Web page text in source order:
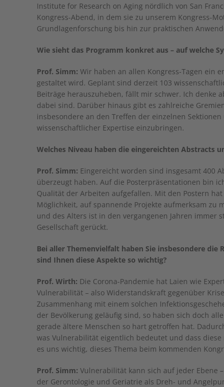
Institute for Research on Aging nördlich von San
Kongress-Abend, in dem sie zu unserem Kongress-
Grundlagenforschung bis hin zur praktischen
Wie sieht das Programm konkret aus – auf welche
Prof. Simm: Wir haben an allen Kongress-Tagen ein
gestaltet wird. Geplant sind derzeit 103
Beiträge herauszuheben, fällt mir schwer. Ich denke
dabei sind. Darüber hinaus gibt es zahlreiche
insbesondere an den Treffen der einzelnen
wissenschaftlicher Expertise einzubringen.
Welches Niveau haben die eingereichten Abstracts
Prof. Simm: Eingereicht worden sind insgesamt 400
überzeugt haben. Auf die Posterpräsentationen bin
Qualität der Arbeiten aufgefallen. Mit den Postern
Möglichkeit, auf spannende Projekte aufmerksam zu
und des Alters ist in den vergangenen Jahren
Gesellschaft gerückt.
Bei aller Themenvielfalt haben Sie insbesondere
sind Ihnen diese Aspekte so wichtig?
Prof. Wirth: Die Corona-Pandemie hat Laien wie
Vulnerabilität – also Widerstandskraft gegenüber
Zusammenhang mit einem solchen
der Bevölkerung geläufig sind, so haben sich doch
gerade ältere Menschen so hart getroffen hat.
was Vulnerabilität eigentlich bedeutet und dass
es uns wichtig, dieses Thema beim kommenden
Prof. Simm: Vulnerabilität kann sich auf jeder Ebene
der Gerontologie und Geriatrie als Dreh- und